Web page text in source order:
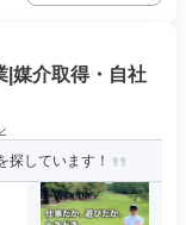
|媒介取得・自社
探しています！